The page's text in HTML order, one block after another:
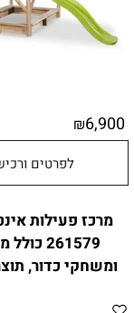
₪6,900
לפרטים
מרכז פעילות
261579
ומשחקי כדור,